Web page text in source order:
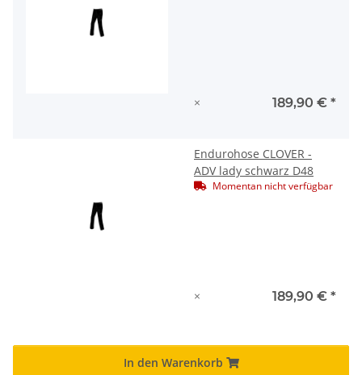
× 189,90 € *
Endurohose CLOVER -
ADV lady schwarz D48
Momentan nicht verfügbar
× 189,90 € *
In den Warenkorb